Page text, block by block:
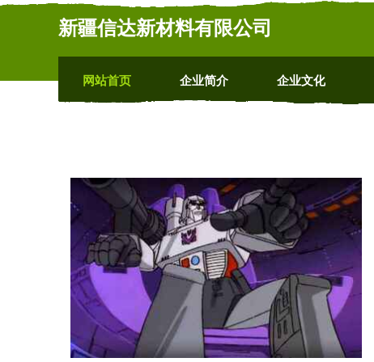
新疆信达新材料有限公司
网站首页 企业简介 企业文化